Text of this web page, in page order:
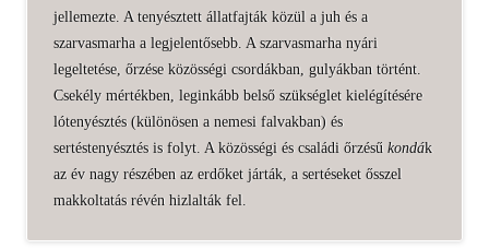
jellemezte. A tenyésztett állatfajták közül a juh és a
szarvasmarha a legjelentősebb. A szarvasmarha nyári
legeltetése, őrzése közösségi csordákban, gulyákban történt.
Csekély mértékben, leginkább belső szükséglet kielégítésére
lótenyésztés (különösen a nemesi falvakban) és
sertéstenyésztés is folyt. A közösségi és családi őrzésű kondák
az év nagy részében az erdőket járták, a sertéseket ősszel
makkoltatás révén hizlalták fel.